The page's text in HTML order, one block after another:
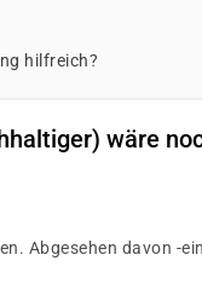
hilfreich?
wäre
Abgesehen davon -